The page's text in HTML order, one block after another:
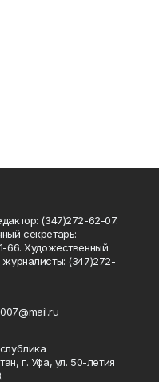
(347)272-62-07.
секретарь:
66. Художественный
журналисты: (347)272-
г. Уфа, ул. 50-летия